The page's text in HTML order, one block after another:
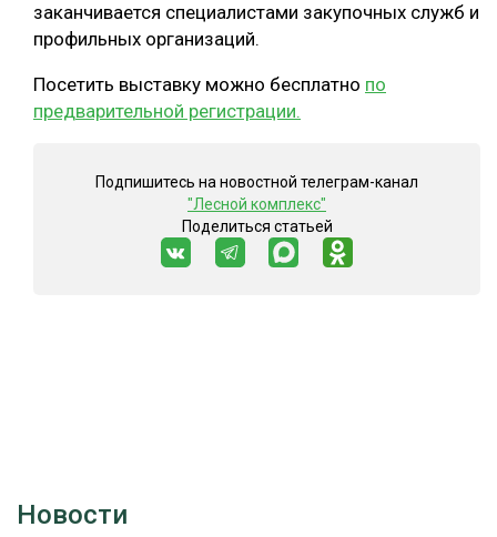
заканчивается специалистами закупочных служб и
профильных организаций.
Посетить выставку можно бесплатно по
предварительной регистрации.
Подпишитесь на новостной телеграм-канал
"Лесной комплекс"
Поделиться статьей
Новости